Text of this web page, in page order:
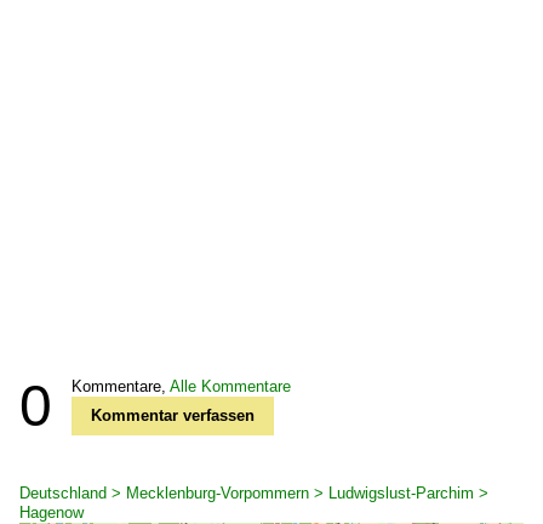
0 Kommentare, Alle Kommentare
Kommentar verfassen
Deutschland > Mecklenburg-Vorpommern > Ludwigslust-Parchim >
Hagenow